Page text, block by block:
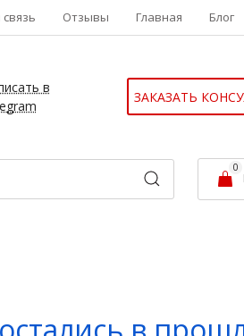
Отзывы Главная Блог
в
ЗАКАЗАТЬ
0